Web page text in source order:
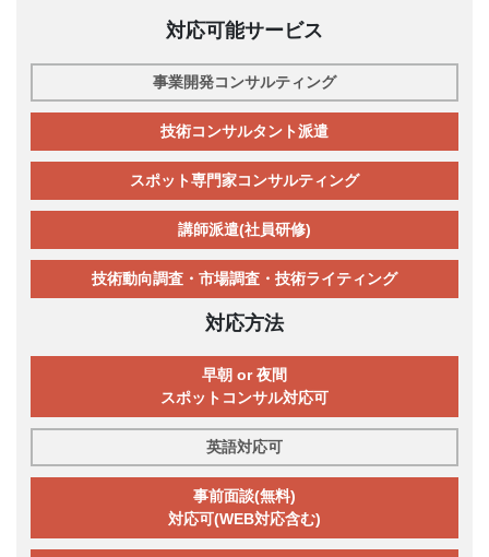
対応可能サービス
事業開発コンサルティング
技術コンサルタント派遣
スポット専門家コンサルティング
講師派遣(社員研修)
技術動向調査・市場調査・技術ライティング
対応方法
早朝 or 夜間
スポットコンサル対応可
英語対応可
事前面談(無料)
対応可(WEB対応含む)